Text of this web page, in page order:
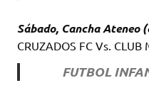
Sábado, Cancha Ateneo
CRUZADOS FC Vs. CLUB
FUTBOL